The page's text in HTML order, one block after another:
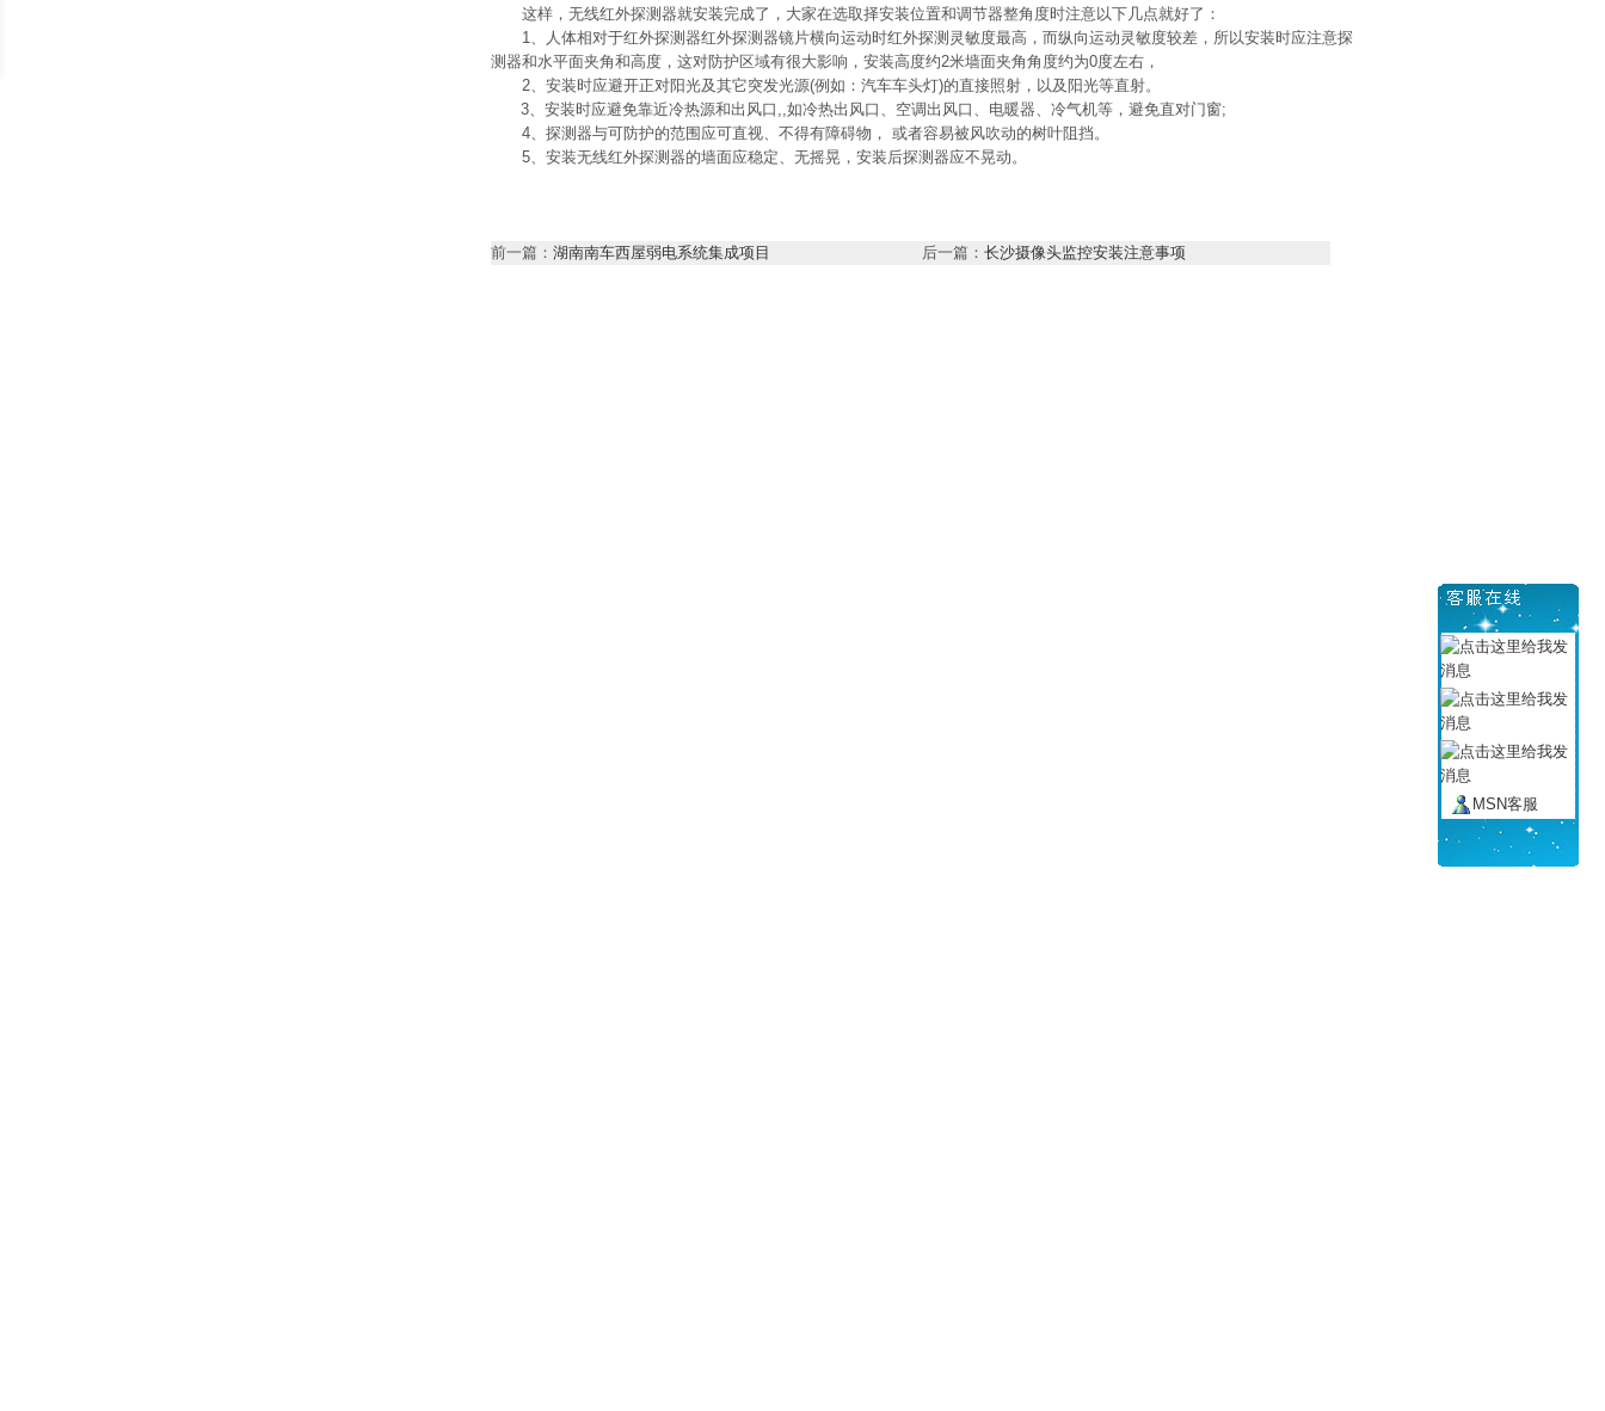
这样，无线红外探测器就安装完成了，大家在选取择安装位置和调节器整角度时注意以下几点就好了：
1、人体相对于红外探测器红外探测器镜片横向运动时红外探测灵敏度最高，而纵向运动灵敏度较差，所以安装时应注意探
测器和水平面夹角和高度，这对防护区域有很大影响，安装高度约2米墙面夹角角度约为0度左右，
2、安装时应避开正对阳光及其它突发光源(例如：汽车车头灯)的直接照射，以及阳光等直射。
3、安装时应避免靠近冷热源和出风口,,如冷热出风口、空调出风口、电暖器、冷气机等，避免直对门窗;
4、探测器与可防护的范围应可直视、不得有障碍物， 或者容易被风吹动的树叶阻挡。
5、安装无线红外探测器的墙面应稳定、无摇晃，安装后探测器应不晃动。
前一篇： 湖南南车西屋弱电系统集成项目 后一篇： 长沙摄像头监控安装注意事项
MSN客服